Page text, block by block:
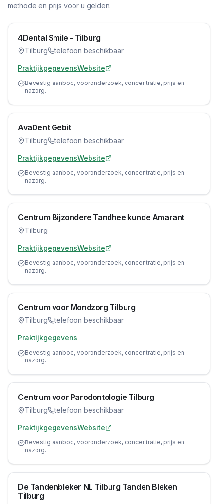
methode en prijs voor u gelden.
4Dental Smile - Tilburg
Tilburg telefoon beschikbaar
PraktijkgegevensWebsite
Bevestig aanbod, vooronderzoek, concentratie, prijs en
nazorg.
AvaDent Gebit
Tilburg telefoon beschikbaar
PraktijkgegevensWebsite
Bevestig aanbod, vooronderzoek, concentratie, prijs en
nazorg.
Centrum Bijzondere Tandheelkunde Amarant
Tilburg
PraktijkgegevensWebsite
Bevestig aanbod, vooronderzoek, concentratie, prijs en
nazorg.
Centrum voor Mondzorg Tilburg
Tilburg telefoon beschikbaar
Praktijkgegevens
Bevestig aanbod, vooronderzoek, concentratie, prijs en
nazorg.
Centrum voor Parodontologie Tilburg
Tilburg telefoon beschikbaar
PraktijkgegevensWebsite
Bevestig aanbod, vooronderzoek, concentratie, prijs en
nazorg.
De Tandenbleker NL Tilburg Tanden Bleken
Tilburg